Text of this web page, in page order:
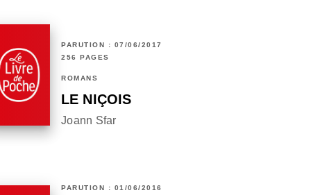
PARUTION : 07/06/2017
256 PAGES
ROMANS
LE NIÇOIS
Joann Sfar
PARUTION : 01/06/2016